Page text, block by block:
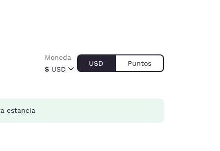
$ USD
Moneda
USD Puntos
estancia